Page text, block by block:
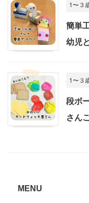
1〜３
簡単
幼児
1〜３
段ボ
さん
MENU